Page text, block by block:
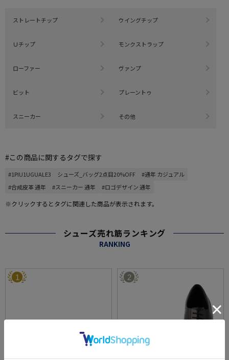
ストレートチップ ウイングチップ
Ｕチップ モンクストラップ
ローファー ヴァンプ
ビット プレーントゥ
スニーカー その他
#この商品に関するタグで探す
#1PIU1UGUALE3 シューズ_バッグ2点目20%OFF
#通年 カジュアル
#合成皮革 通年
#スニーカー 通年 #ロゴデザイン 通年
※クリックするとタグに関連した商品が表示されます。
シューズ売れ筋ランキング
RANKING
1 2